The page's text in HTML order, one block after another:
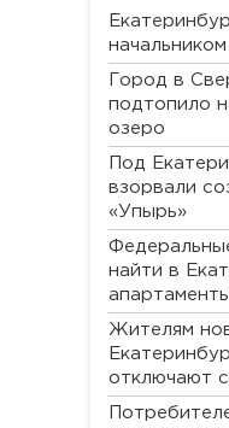
Город в
подтопило
озеро
Под
взорвали
«Упырь»
найти в
Жителям
отключают